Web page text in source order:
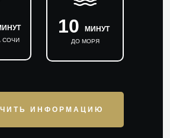
10 МИНУТ
ДО МОРЯ
ИНФОРМАЦИЮ
СОЧИ